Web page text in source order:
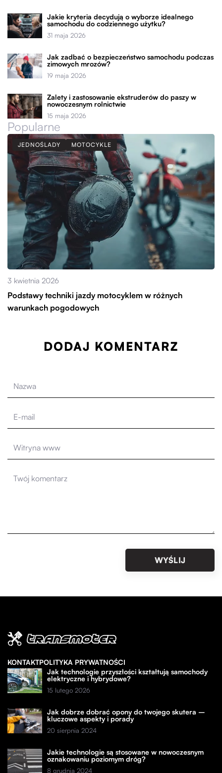
Jakie kryteria decydują o wyborze idealnego
samochodu do codziennego użytku?
31 maja 2026
Jak zadbać o bezpieczeństwo samochodu podczas
zimowych mrozów?
19 maja 2026
Zalety i zastosowanie ekstruderów do paszy w
nowoczesnym rolnictwie
15 maja 2026
Popularne
JEDNOŚLADY MOTOCYKLE
3 kwietnia 2026
Podstawy techniki jazdy motocyklem w różnych
warunkach pogodowych
DODAJ KOMENTARZ
KONTAKTPOLITYKA PRYWATNOŚCI
Jak technologie przyszłości kształtują samochody
elektryczne i hybrydowe?
15 lutego 2026
Jak dobrze dobrać opony do twojego skutera –
kluczowe aspekty i porady
20 sierpnia 2024
Jakie technologie są stosowane w nowoczesnym
oznakowaniu poziomym dróg?
8 grudnia 2024